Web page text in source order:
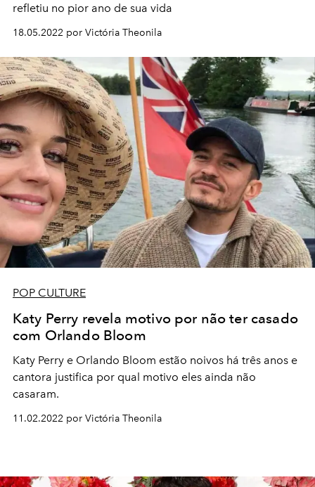
refletiu no pior ano de sua vida
18.05.2022 por Victória Theonila
POP CULTURE
Katy Perry revela motivo por não ter casado
com Orlando Bloom
Katy Perry e Orlando Bloom estão noivos há três anos e
cantora justifica por qual motivo eles ainda não
casaram.
11.02.2022 por Victória Theonila